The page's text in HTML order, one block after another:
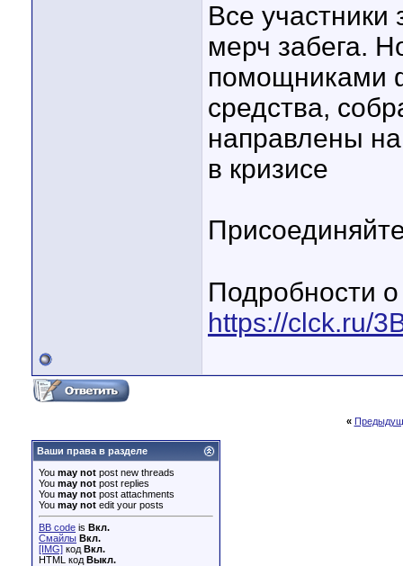
Все
мерч забега.
помощниками
средства,
направлены
в кризисе
Подробности
https://clck.ru/
«
Ваши права в разделе
You may not post new threads
You may not post replies
You may not post attachments
You may not edit your posts
BB code is Вкл.
Смайлы Вкл.
[IMG] код Вкл.
HTML код Выкл.